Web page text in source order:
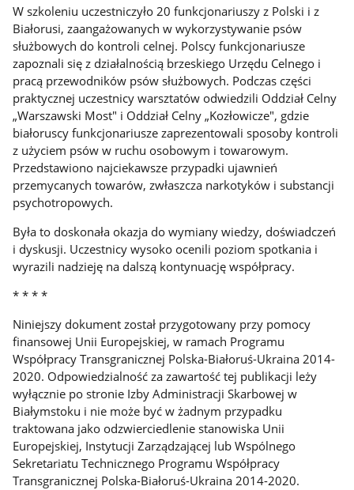
W szkoleniu uczestniczyło 20 funkcjonariuszy z Polski i z
Białorusi, zaangażowanych w wykorzystywanie psów
służbowych do kontroli celnej. Polscy funkcjonariusze
zapoznali się z działalnością brzeskiego Urzędu Celnego i
pracą przewodników psów służbowych. Podczas części
praktycznej uczestnicy warsztatów odwiedzili Oddział Celny
„Warszawski Most" i Oddział Celny „Kozłowicze", gdzie
białoruscy funkcjonariusze zaprezentowali sposoby kontroli
z użyciem psów w ruchu osobowym i towarowym.
Przedstawiono najciekawsze przypadki ujawnień
przemycanych towarów, zwłaszcza narkotyków i substancji
psychotropowych.
Była to doskonała okazja do wymiany wiedzy, doświadczeń
i dyskusji. Uczestnicy wysoko ocenili poziom spotkania i
wyrazili nadzieję na dalszą kontynuację współpracy.
* * * *
Niniejszy dokument został przygotowany przy pomocy
finansowej Unii Europejskiej, w ramach Programu
Współpracy Transgranicznej Polska-Białoruś-Ukraina 2014-
2020. Odpowiedzialność za zawartość tej publikacji leży
wyłącznie po stronie Izby Administracji Skarbowej w
Białymstoku i nie może być w żadnym przypadku
traktowana jako odzwierciedlenie stanowiska Unii
Europejskiej, Instytucji Zarządzającej lub Wspólnego
Sekretariatu Technicznego Programu Współpracy
Transgranicznej Polska-Białoruś-Ukraina 2014-2020.